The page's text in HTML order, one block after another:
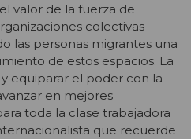
valor de la fuerza de
colectivas
las personas migrantes una
de estos espacios. La
equiparar el poder con la
en mejores
toda la clase trabajadora
que recuerde